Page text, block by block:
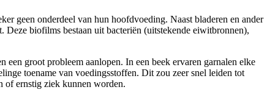
geen onderdeel van hun hoofdvoeding. Naast bladeren en ander
biofilms bestaan uit bacteriën (uitstekende eiwitbronnen),
groot probleem aanlopen. In een beek ervaren garnalen elke
toename van voedingsstoffen. Dit zou zeer snel leiden tot
of ernstig ziek kunnen worden.